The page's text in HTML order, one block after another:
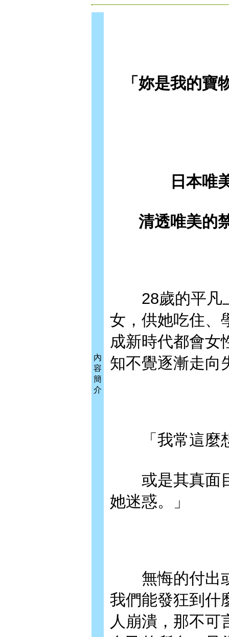
內
容
簡
介
「妳是我的
日本唯
清透唯美的
28歲的平凡上
女，供她吃住、
成新時代都會女
知不覺逐漸走
「我常這麼想
或是其真面目
她迷惑。」
無悔的付出或
我們能發狂到什
人崩潰，那不可